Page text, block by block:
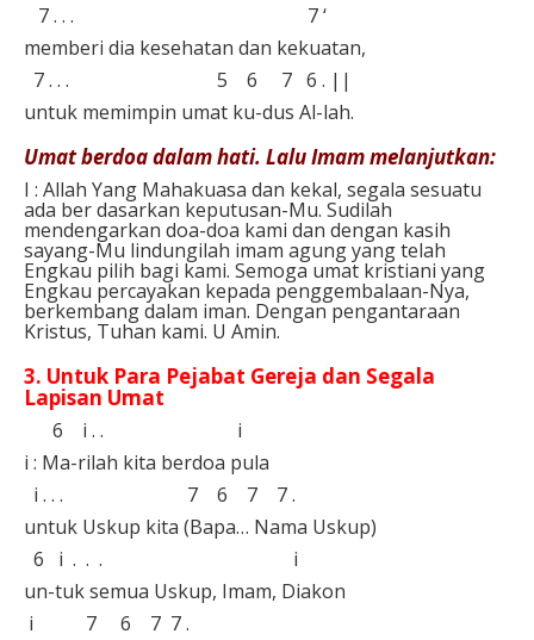
7 . . . 7 ‘ ⁣
memberi dia kesehatan dan kekuatan, ⁣
7 . . . 5 6 7 6 . ||⁣
untuk memimpin umat ku-dus Al-lah.⁣⁣
Umat berdoa dalam hati. Lalu Imam melanjutkan:⁣
I : Allah Yang Mahakuasa dan kekal, segala sesuatu
ada ber dasarkan keputusan-Mu. Sudilah
mendengarkan doa-doa kami dan dengan kasih
sayang-Mu lindungilah imam agung yang telah
Engkau pilih bagi kami. Semoga umat kristiani yang
Engkau percayakan kepada penggembalaan-Nya,
berkembang dalam iman. Dengan pengantaraan
Kristus, Tuhan kami. U Amin.⁣
3. Untuk Para Pejabat Gereja dan Segala
Lapisan Umat⁣
⁣ 6 i . . i⁣
i : Ma-rilah kita berdoa pula⁣
i . . . 7 6 7 7 .⁣
untuk Uskup kita (Bapa… Nama Uskup)
6 i . . . i⁣
un-tuk semua Uskup, Imam, Diakon⁣
i 7 6 7 7 . ⁣